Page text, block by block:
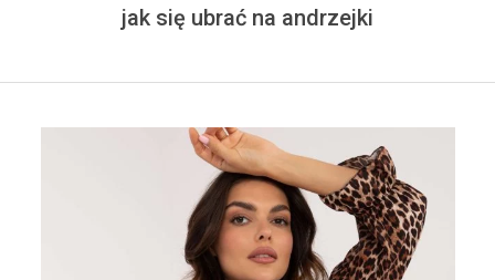
jak się ubrać na andrzejki